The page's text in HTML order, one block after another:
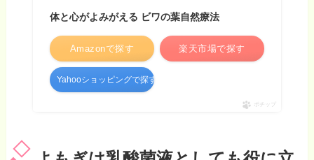
体と心がよみがえる ビワの葉自然療法
Amazonで探す 楽天市場で探す
Yahooショッピングで探す
ポチップ